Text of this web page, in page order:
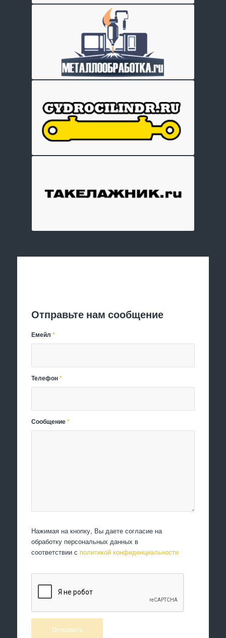
Отправьте нам сообщение
Емейл*
Телефон*
Сообщение*
Нажимая на кнопку, Вы даете согласие на
обработку персональных данных в
соответствии с политикой конфиденциальности